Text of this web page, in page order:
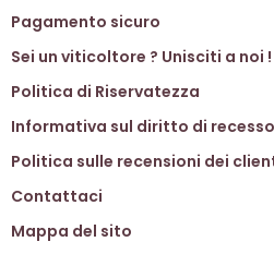
Pagamento sicuro
Sei un viticoltore ? Unisciti a noi !
Politica di Riservatezza
Informativa sul diritto di recesso
Politica sulle recensioni dei
Contattaci
Mappa del sito